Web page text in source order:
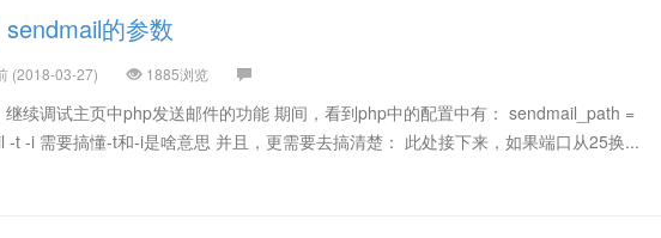
sendmail的参数
(2018-03-27) 1885浏览
续调试主页中php发送邮件的功能 期间，看到php中的配置中有： sendmail_path =
-t -i 需要搞懂-t和-i是啥意思 并且，更需要去搞清楚： 此处接下来，如果端口从25换...